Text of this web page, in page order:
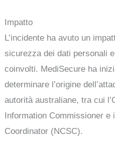
Impatto
L’incidente ha avuto un
sicurezza dei dati personali
coinvolti. MediSecure ha
determinare l’origine
autorità australiane, tra cui
Information Commissioner
Coordinator (NCSC).